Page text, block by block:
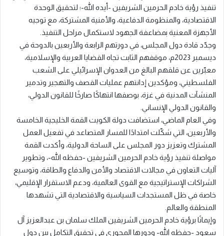
تنفيذ رؤية خادم الحرمين الشريفين -أيده الله-؛ لتحقيق الوحدة
الاقتصادية، والمنظومة الدفاعية، والأمنية المشتركة، مع توجيه
الأجهزة المعنية بمضاعفة الجهود لاستكمال مراحل التنفيذ.
وجدّد قادة دول المجلس، في دورتهم الرابعة والأربعين بالدوحة في
ديسمبر 2023م، موقفهم الثابت تجاه القضايا العربية والإسلامية،
معبّرين عن قلقهم البالغ من العدوان الإسرائيلي على الشعب
الفلسطيني، ومؤكدين إدانتهم عمليات القصف والتهجير وتدمير
المنشآت المدنية في غزة، بوصفها انتهاكًا صارخًا للقانون الدولي،
والقانون الدولي الإنساني.
وفي العام الماضي، استضافت دولة الكويت القمة الخليجية الخامسة
والأربعين، التي شكّلت امتدادًا للمسار المتصاعد في تفعيل العمل
المشترك وتعزيز دور المجلس على الساحة الدولية، وأكدت القمة
مواصلة تنفيذ رؤية خادم الحرمين الشريفين -حفظه الله-، وتطوير
آليات التعاون في مجالات الاقتصاد والأمن والدفاع والطاقة، وتوسيع
الشراكات الإستراتيجية مع القوى العالمية، ودعم الاستقرار الإقليمي،
خاصة في ظل المستجدات السياسية والاقتصادية التي تشهدها
المنطقة والعالم.
وإيمانًا برؤية خادم الحرمين الشريفين الملك سلمان بن عبدالعزيز آل
سعود -حفظه الله- ودورها المحوري في تحقيق التكامل بين دول